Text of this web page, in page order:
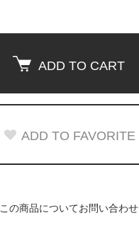
ADD TO CART
ADD TO FAVORITE
この商品についてお問い合わせ